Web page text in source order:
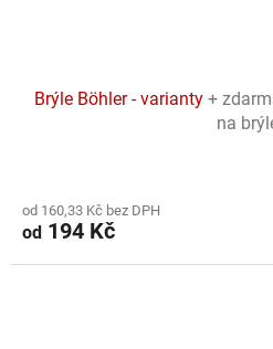
Brýle Böhler - varianty +
na
produktu
je
od 160,33 Kč bez DPH
od 194 Kč